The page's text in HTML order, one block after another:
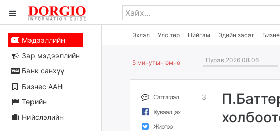
Эхлэл Улс төр Нийгэм Эдийн засаг
Мэдээллийн
Зар мэдээллийн
Банк санхүү
Бизнес ААН
Төрийн
Нийслэлийн
5 минутын өмнө Пүрэв 2026 08 06
Сэтгэгдэл 3
Хуваалцах
Жиргээ